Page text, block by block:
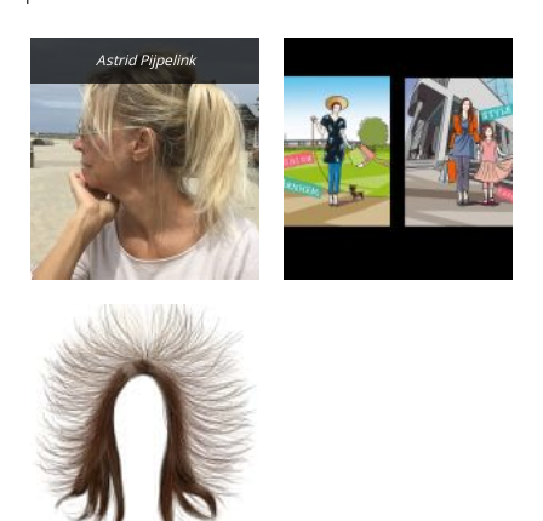
Astrid Pijpelink